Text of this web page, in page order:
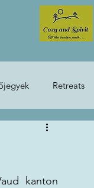
Retreats
Lakóautós utazás
kanton